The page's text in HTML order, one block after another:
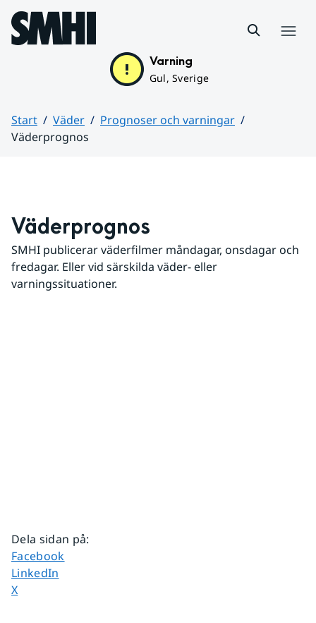
Hoppa till sidans innehåll
Varning
Gul, Sverige
Start Väder
Prognoser och varningar
Väderprognos
Väderprognos
SMHI publicerar väderfilmer måndagar, onsdagar och
fredagar. Eller vid särskilda väder- eller
varningssituationer.
Dela sidan på:
Dela sidan på
Facebook
Dela sidan på
LinkedIn
Dela sidan på
X